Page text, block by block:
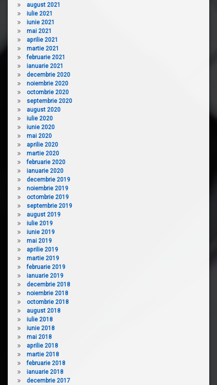
august 2021
iulie 2021
iunie 2021
mai 2021
aprilie 2021
martie 2021
februarie 2021
ianuarie 2021
decembrie 2020
noiembrie 2020
octombrie 2020
septembrie 2020
august 2020
iulie 2020
iunie 2020
mai 2020
aprilie 2020
martie 2020
februarie 2020
ianuarie 2020
decembrie 2019
noiembrie 2019
octombrie 2019
septembrie 2019
august 2019
iulie 2019
iunie 2019
mai 2019
aprilie 2019
martie 2019
februarie 2019
ianuarie 2019
decembrie 2018
noiembrie 2018
octombrie 2018
august 2018
iulie 2018
iunie 2018
mai 2018
aprilie 2018
martie 2018
februarie 2018
ianuarie 2018
decembrie 2017